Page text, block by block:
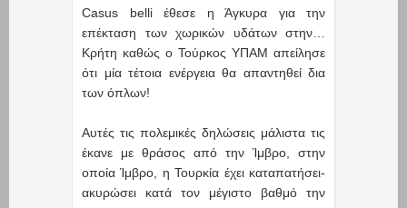
Casus belli έθεσε η Άγκυρα για την
επέκταση των χωρικών υδάτων στην…
Κρήτη καθώς ο Τούρκος ΥΠΑΜ απείλησε
ότι μία τέτοια ενέργεια θα απαντηθεί δια
των όπλων!
Αυτές τις πολεμικές δηλώσεις μάλιστα τις
έκανε με θράσος από την Ίμβρο, στην
οποία Ίμβρο, η Τουρκία έχει καταπατήσει-
ακυρώσει κατά τον μέγιστο βαθμό την